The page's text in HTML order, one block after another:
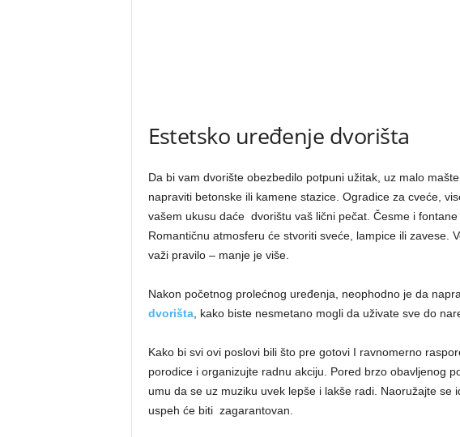
Estetsko uređenje dvorišta
Da bi vam dvorište obezbedilo potpuni užitak, uz malo
napraviti betonske ili kamene stazice. Ogradice za cveće,
vašem ukusu daće dvorištu vaš lični pečat. Česme i
Romantičnu atmosferu će stvoriti sveće, lampice ili zavese.
važi pravilo – manje je više.
Nakon početnog prolećnog uređenja, neophodno je da
dvorišta, kako biste nesmetano mogli da uživate sve do
Kako bi svi ovi poslovi bili što pre gotovi I ravnomerno
porodice i organizujte radnu akciju. Pored brzo obavljenog
umu da se uz muziku uvek lepše i lakše radi. Naoružajte se
uspeh će biti zagarantovan.